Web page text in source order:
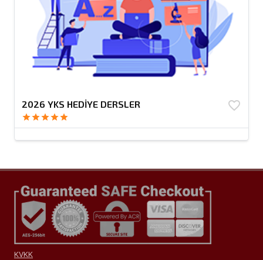
2026 YKS HEDİYE DERSLER favorite_border
starstarstarstarstar
KVKK